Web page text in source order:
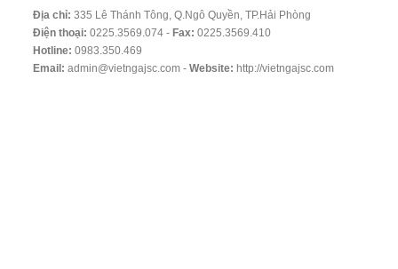
Địa chỉ: 335 Lê Thánh Tông, Q.Ngô Quyền, TP.Hải Phòng
Điện thoại: 0225.3569.074 - Fax: 0225.3569.410
Hotline: 0983.350.469
Email: admin@vietngajsc.com - Website: http://vietngajsc.com